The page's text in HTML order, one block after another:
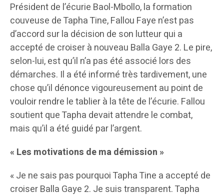
Président de l’écurie Baol-Mbollo, la formation
couveuse de Tapha Tine, Fallou Faye n’est pas
d’accord sur la décision de son lutteur qui a
accepté de croiser à nouveau Balla Gaye 2. Le pire,
selon-lui, est qu’il n’a pas été associé lors des
démarches. Il a été informé très tardivement, une
chose qu’il dénonce vigoureusement au point de
vouloir rendre le tablier à la tête de l’écurie. Fallou
soutient que Tapha devait attendre le combat,
mais qu’il a été guidé par l’argent.
« Les motivations de ma démission »
« Je ne sais pas pourquoi Tapha Tine a accepté de
croiser Balla Gaye 2. Je suis transparent. Tapha